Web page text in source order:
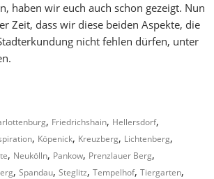
haben wir euch auch schon gezeigt. Nun
Zeit, dass wir diese beiden Aspekte, die
nicht fehlen dürfen, unter
, Friedrichshain, Hellersdorf,
, Köpenick, Kreuzberg, Lichtenberg,
, Neukölln, Pankow, Prenzlauer Berg,
,Spandau,Steglitz,Tempelhof,Tiergarten,